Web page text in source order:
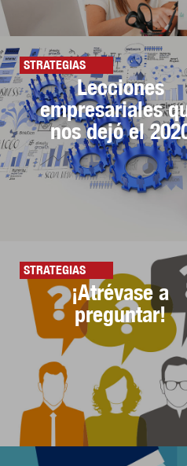
STRATEGIAS
Lecciones
empresariales
nos dejó el
STRATEGIAS
¡Atrévase a
preguntar!